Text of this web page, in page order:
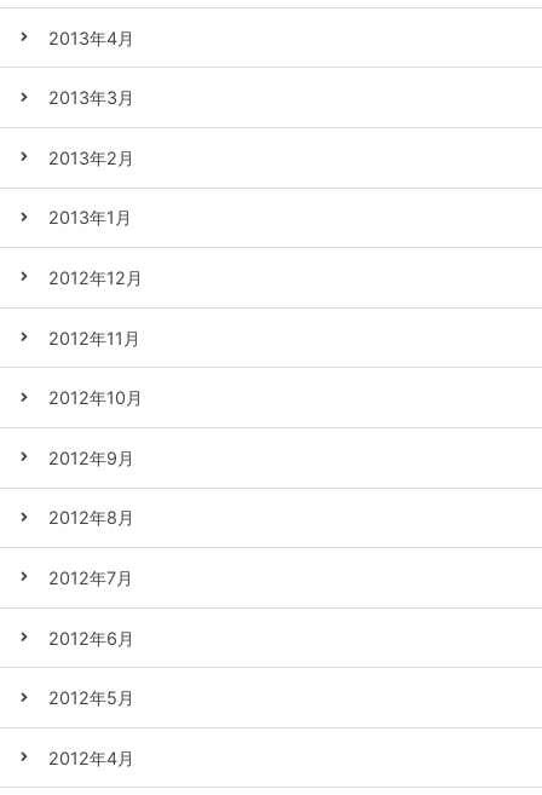
2013年4月
2013年3月
2013年2月
2013年1月
2012年12月
2012年11月
2012年10月
2012年9月
2012年8月
2012年7月
2012年6月
2012年5月
2012年4月